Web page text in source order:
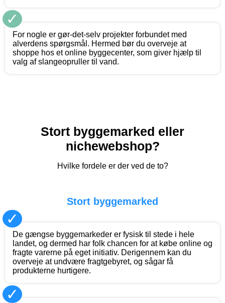
✓
For nogle er gør-det-selv projekter forbundet med
alverdens spørgsmål. Hermed bør du overveje at
shoppe hos et online byggecenter, som giver hjælp til
valg af slangeopruller til vand.
Stort byggemarked eller
nichewebshop?
Hvilke fordele er der ved de to?
Stort byggemarked
✓
De gængse byggemarkeder er fysisk til stede i hele
landet, og dermed har folk chancen for at købe online og
fragte varerne på eget initiativ. Derigennem kan du
overveje at undvære fragtgebyret, og sågar få
produkterne hurtigere.
✓